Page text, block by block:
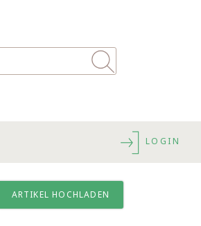
LOGIN
ARTIKEL HOCHLADEN